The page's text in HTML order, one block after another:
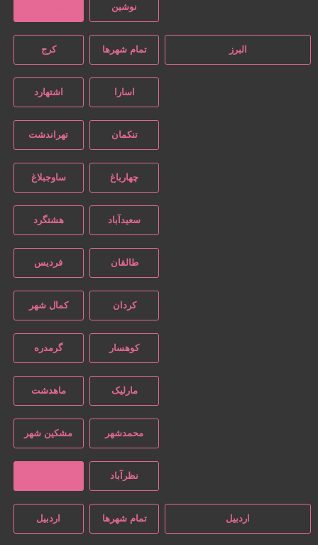
نوشین
تمام شهر‌ها
اسارا اشتهارد
تنکمان تهراندشت
چهارباغ ساوجبلاغ
سعیدآباد هشتگرد
طالقان فردیس
کردان کمال شهر
کوهسار گرمدره
مارلیک ماهدشت
محمدشهر مشکین شهر
نظرآباد
اردبیل تمام شهر‌ها اردبیل